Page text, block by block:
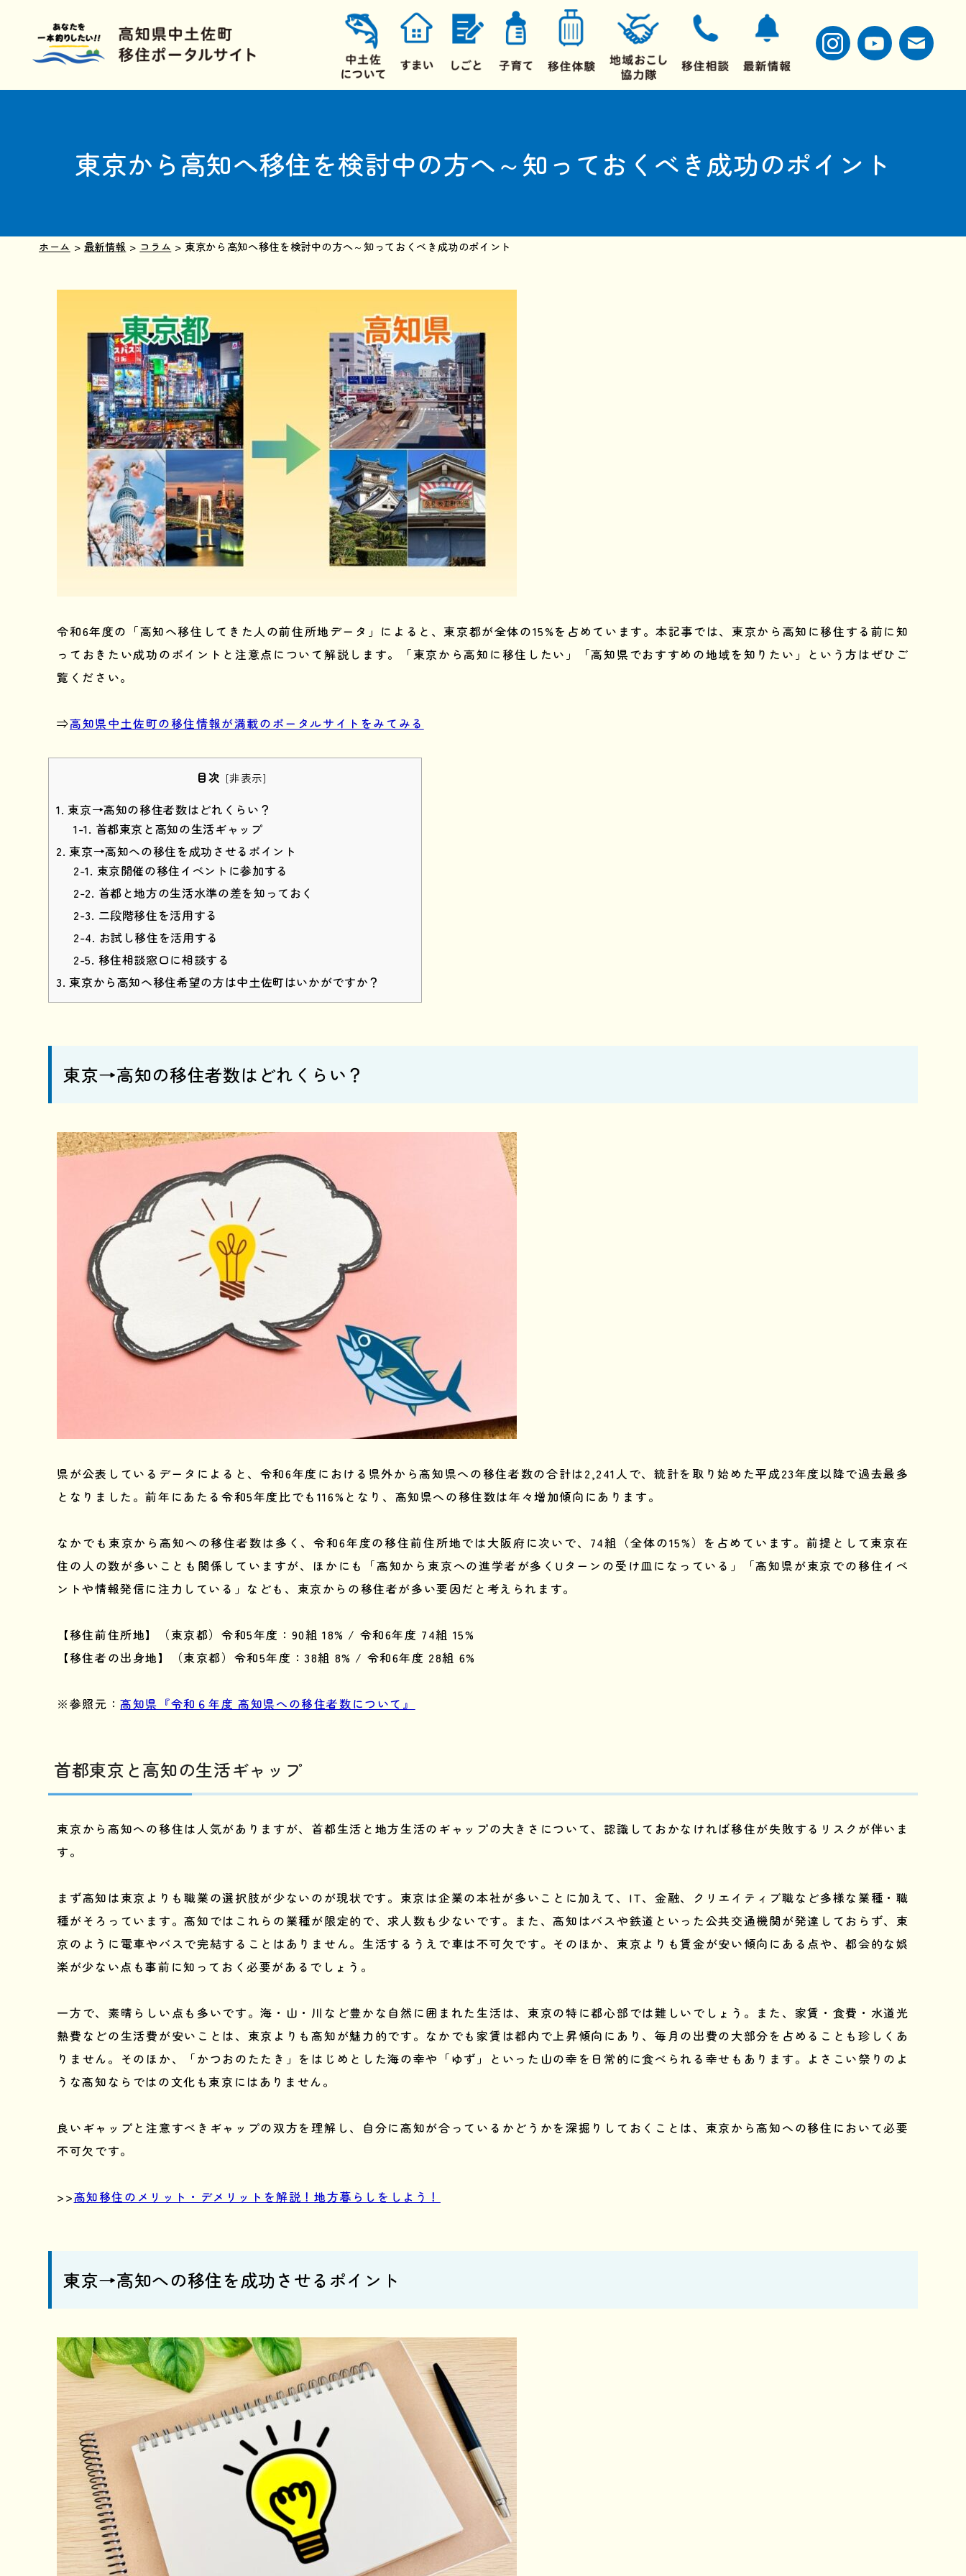
東京から高知へ移住を検討中の方へ～知っておくべき成功のポイント
ホーム > 最新情報 > コラム > 東京から高知へ移住を検討中の方へ～知っておくべき成功のポイント
令和6年度の「高知へ移住してきた人の前住所地データ」によると、東京都が全体の15%を占めています。本記事では、東京から高知に移住する前に知
っておきたい成功のポイントと注意点について解説します。「東京から高知に移住したい」「高知県でおすすめの地域を知りたい」という方はぜひご
覧ください。
⇒高知県中土佐町の移住情報が満載のポータルサイトをみてみる
目次 [非表示]
東京→高知の移住者数はどれくらい？
首都東京と高知の生活ギャップ
東京→高知への移住を成功させるポイント
東京開催の移住イベントに参加する
首都と地方の生活水準の差を知っておく
二段階移住を活用する
お試し移住を活用する
移住相談窓口に相談する
東京から高知へ移住希望の方は中土佐町はいかがですか？
東京→高知の移住者数はどれくらい？
県が公表しているデータによると、令和6年度における県外から高知県への移住者数の合計は2,241人で、統計を取り始めた平成23年度以降で過去最多
となりました。前年にあたる令和5年度比でも116%となり、高知県への移住数は年々増加傾向にあります。
なかでも東京から高知への移住者数は多く、令和6年度の移住前住所地では大阪府に次いで、74組（全体の15%）を占めています。前提として東京在
住の人の数が多いことも関係していますが、ほかにも「高知から東京への進学者が多くUターンの受け皿になっている」「高知県が東京での移住イベ
ントや情報発信に注力している」なども、東京からの移住者が多い要因だと考えられます。
【移住前住所地】（東京都）令和5年度：90組 18% / 令和6年度 74組 15%
【移住者の出身地】（東京都）令和5年度：38組 8% / 令和6年度 28組 6%
※参照元：高知県『令和６年度 高知県への移住者数について』
首都東京と高知の生活ギャップ
東京から高知への移住は人気がありますが、首都生活と地方生活のギャップの大きさについて、認識しておかなければ移住が失敗するリスクが伴いま
す。
まず高知は東京よりも職業の選択肢が少ないのが現状です。東京は企業の本社が多いことに加えて、IT、金融、クリエイティブ職など多様な業種・職
種がそろっています。高知ではこれらの業種が限定的で、求人数も少ないです。また、高知はバスや鉄道といった公共交通機関が発達しておらず、東
京のように電車やバスで完結することはありません。生活するうえで車は不可欠です。そのほか、東京よりも賃金が安い傾向にある点や、都会的な娯
楽が少ない点も事前に知っておく必要があるでしょう。
一方で、素晴らしい点も多いです。海・山・川など豊かな自然に囲まれた生活は、東京の特に都心部では難しいでしょう。また、家賃・食費・水道光
熱費などの生活費が安いことは、東京よりも高知が魅力的です。なかでも家賃は都内で上昇傾向にあり、毎月の出費の大部分を占めることも珍しくあ
りません。そのほか、「かつおのたたき」をはじめとした海の幸や「ゆず」といった山の幸を日常的に食べられる幸せもあります。よさこい祭りのよ
うな高知ならではの文化も東京にはありません。
良いギャップと注意すべきギャップの双方を理解し、自分に高知が合っているかどうかを深掘りしておくことは、東京から高知への移住において必要
不可欠です。
>>高知移住のメリット・デメリットを解説！地方暮らしをしよう！
東京→高知への移住を成功させるポイント